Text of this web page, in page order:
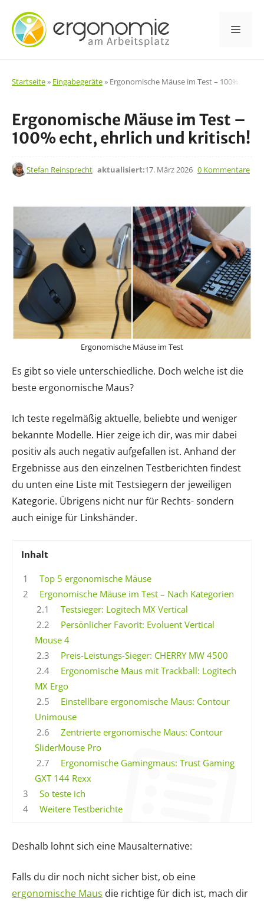
Inhalt
springen
Startseite» Eingabegeräte» Ergonomische Mäuse im Test – 100% echt,
Ergonomische Mäuse im Test –
100% echt, ehrlich und kritisch!
Stefan Reinsprecht aktualisiert:17. März 2026
6. Juni 2024 0 Kommentare
Ergonomische Mäuse im Test
Es gibt so viele unterschiedliche. Doch welche ist die
beste ergonomische Maus?
Ich teste regelmäßig aktuelle, beliebte und weniger
bekannte Modelle. Hier zeige ich dir, was mir dabei
positiv als auch negativ aufgefallen ist. Anhand der
Ergebnisse aus den einzelnen Testberichten findest
du unten eine Liste mit Testsiegern der jeweiligen
Kategorie. Übrigens nicht nur für Rechts- sondern
auch einige für Linkshänder.
Inhalt
1
Top 5 ergonomische Mäuse
2
Ergonomische Mäuse im Test – Nach Kategorien
2.1
Testsieger: Logitech MX Vertical
2.2
Persönlicher Favorit: Evoluent Vertical
Mouse 4
2.3
Preis-Leistungs-Sieger: CHERRY MW 4500
2.4
Ergonomische Maus mit Trackball: Logitech
MX Ergo
2.5
Einstellbare ergonomische Maus: Contour
Unimouse
2.6
Zentrierte ergonomische Maus: Contour
SliderMouse Pro
2.7
Ergonomische Gamingmaus: Trust Gaming
GXT 144 Rexx
3
So teste ich
4
Weitere Testberichte
Deshalb lohnt sich eine Mausalternative:
Falls du dir noch nicht sicher bist, ob eine
ergonomische Maus die richtige für dich ist, mach dir